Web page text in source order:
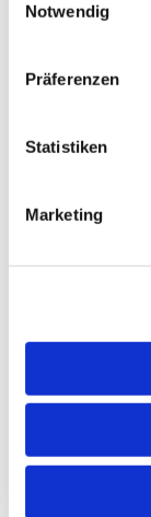
Notwendig
Präferenzen
Statistiken
Marketing